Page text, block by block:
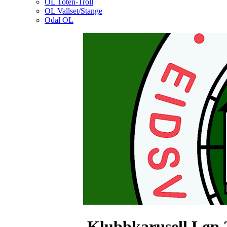
OL Toten-Troll
OL Vallset/Stange
Odal OL